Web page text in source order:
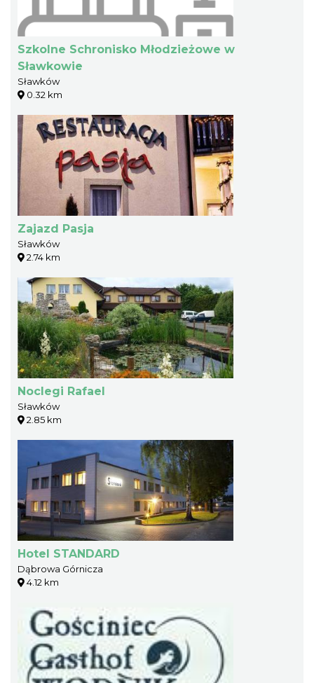
Szkolne Schronisko Młodzieżowe w
Sławkowie
Sławków
0.32 km
Zajazd Pasja
Sławków
2.74 km
Noclegi Rafael
Sławków
2.85 km
Hotel STANDARD
Dąbrowa Górnicza
4.12 km